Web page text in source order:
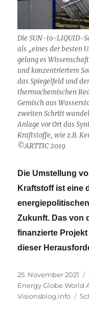
Die SUN-to-LIQUID-
als „eines der besten
gelang es
und konzentriertem
das Spiegelfeld und
thermochemischen
Gemisch aus
zweiten Schritt
Anlage vor Ort das
Kraftstoffe, wie z.B.
©ARTTIC 2019
Die Umstellung
Kraftstoff ist eine
Zukunft. Das von
finanzierte
dieser
Veröffentlicht
am
25. November 2021
Energy Globe World
Visionsblog.info